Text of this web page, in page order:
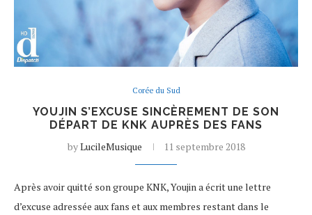
Corée du Sud
YOUJIN S’EXCUSE SINCÈREMENT DE SON
DÉPART DE KNK AUPRÈS DES FANS
byLucileMusique 11 septembre 2018
Après avoir quitté son groupe KNK, Youjin a écrit une lettre
d’excuse adressée aux fans et aux membres restant dans le